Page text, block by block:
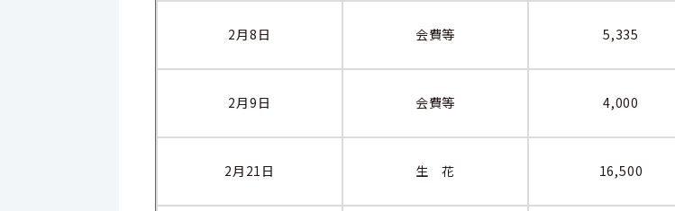
2月8日 会費等 5,335
2月9日 会費等 4,000
2月21日 生 花 16,500